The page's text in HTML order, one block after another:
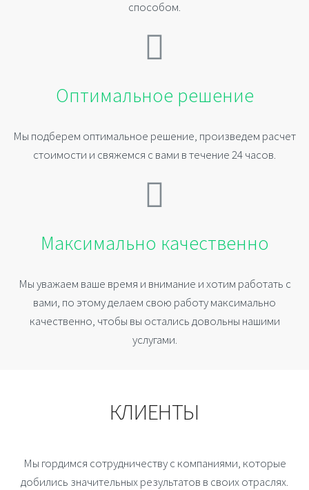
способом.
Оптимальное решение
Мы подберем оптимальное решение, произведем расчет
стоимости и свяжемся с вами в течение 24 часов.
Максимально качественно
Мы уважаем ваше время и внимание и хотим работать с
вами, по этому делаем свою работу максимально
качественно, чтобы вы остались довольны нашими
услугами.
КЛИЕНТЫ
Мы гордимся сотрудничеству с компаниями, которые
добились значительных результатов в своих отраслях.